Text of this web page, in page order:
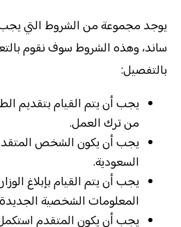
يوجد مجموعة من الشروط التي يجب
ساند، وهذه الشروط سوف نقوم
بالتفصيل:
يجب أن يتم القيام بتقديم
من ترك العمل.
يجب أن يكون الشخص
السعودية.
يجب أن يتم القيام بإبلاغ
المعلومات الشخصية
يجب أن يكون المتقدم استكمل